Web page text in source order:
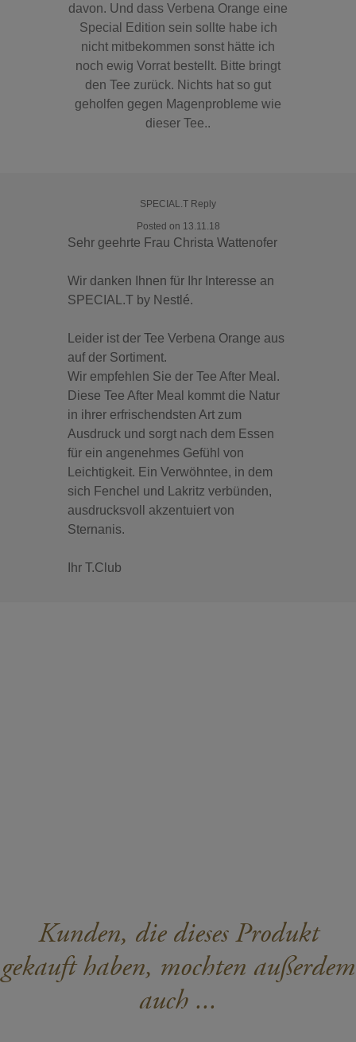
davon. Und dass Verbena Orange eine
Special Edition sein sollte habe ich
nicht mitbekommen sonst hätte ich
noch ewig Vorrat bestellt. Bitte bringt
den Tee zurück. Nichts hat so gut
geholfen gegen Magenprobleme wie
dieser Tee..
SPECIAL.T Reply
Posted on 13.11.18
Sehr geehrte Frau Christa Wattenofer
Wir danken Ihnen für Ihr Interesse an
SPECIAL.T by Nestlé.
Leider ist der Tee Verbena Orange aus
auf der Sortiment.
Wir empfehlen Sie der Tee After Meal.
Diese Tee After Meal kommt die Natur
in ihrer erfrischendsten Art zum
Ausdruck und sorgt nach dem Essen
für ein angenehmes Gefühl von
Leichtigkeit. Ein Verwöhntee, in dem
sich Fenchel und Lakritz verbünden,
ausdrucksvoll akzentuiert von
Sternanis.
Ihr T.Club
Kunden, die dieses Produkt
gekauft haben, mochten außerdem
auch ...